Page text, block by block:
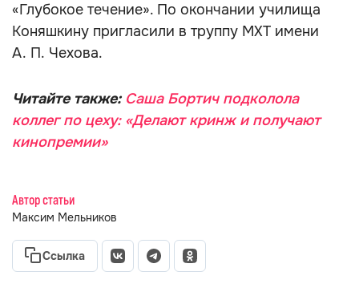
«Глубокое течение». По окончании училища
Коняшкину пригласили в труппу МХТ имени
А. П. Чехова.
Читайте также: Саша Бортич подколола
коллег по цеху: «Делают кринж и получают
кинопремии»
Автор статьи
Максим Мельников
Ссылка